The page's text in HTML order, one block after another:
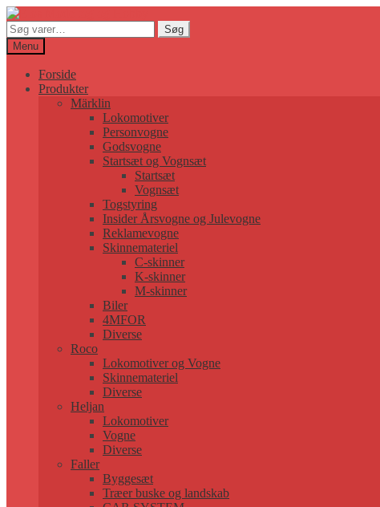
Søg
efter:
Søg
Menu
Forside
Produkter
Märklin
Lokomotiver
Personvogne
Godsvogne
Startsæt og Vognsæt
Startsæt
Vognsæt
Togstyring
Insider Årsvogne og Julevogne
Reklamevogne
Skinnemateriel
C-skinner
K-skinner
M-skinner
Biler
4MFOR
Diverse
Roco
Lokomotiver og Vogne
Skinnemateriel
Diverse
Heljan
Lokomotiver
Vogne
Diverse
Faller
Byggesæt
Træer buske og landskab